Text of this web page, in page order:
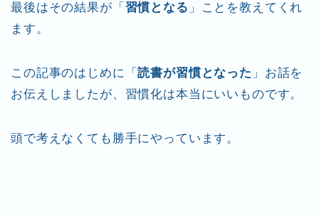
最後はその結果が「 習慣となる 」ことを教えてくれ
ます。
この記事のはじめに「読書が習慣となった 」お話を
お伝えしましたが、習慣化は本当にいいものです。
頭で考えなくても勝手にやっています。